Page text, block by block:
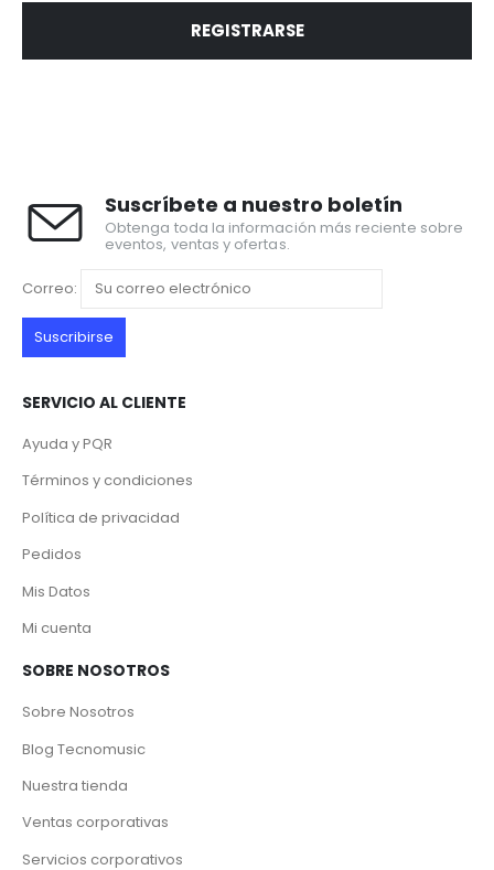
REGISTRARSE
Suscríbete a nuestro boletín
Obtenga toda la información más reciente sobre
eventos, ventas y ofertas.
Correo:
SERVICIO AL CLIENTE
Ayuda y PQR
Términos y condiciones
Política de privacidad
Pedidos
Mis Datos
Mi cuenta
SOBRE NOSOTROS
Sobre Nosotros
Blog Tecnomusic
Nuestra tienda
Ventas corporativas
Servicios corporativos